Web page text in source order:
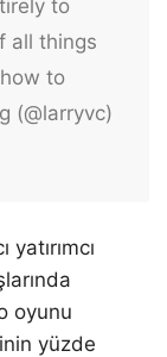
to
all things
to
(@larryvc)
oyunu
yüzde